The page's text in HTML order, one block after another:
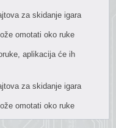
za skidanje igara
omotati oko ruke
aplikacija će ih
za skidanje igara
omotati oko ruke